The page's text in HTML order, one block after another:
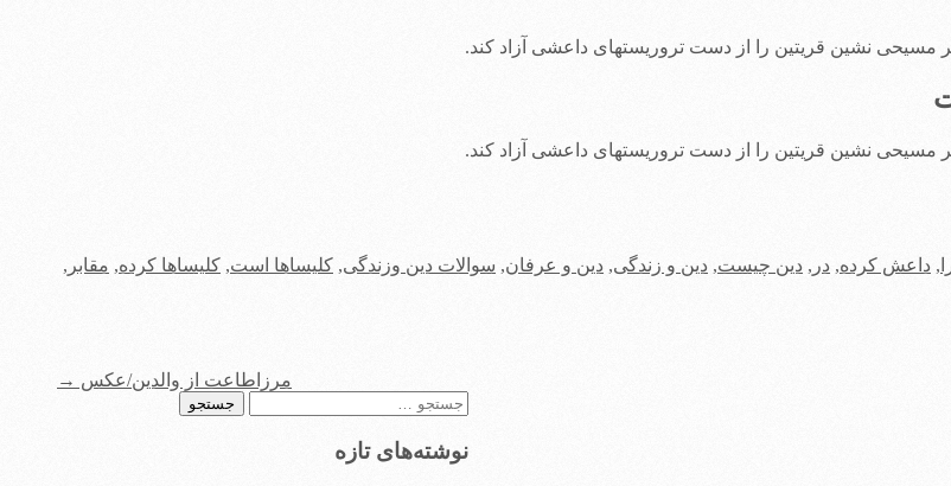
نشین قریتین را از دست تروریستهای داعشی آزاد کند.
نشین قریتین را از دست تروریستهای داعشی آزاد کند.
, داعش کرده, در , دین چیست, دین و زندگی, دین و عرفان, سوالات دین وزندگی, کلیساها است, کلیساها کرده, مقابر ,
مرزاطاعت از والدین/عکس →
جستجو
نوشته‌های تازه